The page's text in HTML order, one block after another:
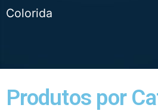
Colorida
Produtos por